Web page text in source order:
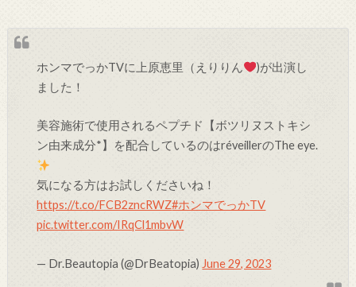
ホンマでっかTVに上原恵里（えりりん
)が出演し
ました！
美容施術で使用されるペプチド【ボツリヌストキシ
ン由来成分*】を配合しているのはréveillerのThe eye.
気になる方はお試しくださいね！
https://t.co/FCB2zncRWZ#ホンマでっかTV
pic.twitter.com/IRqCl1mbvW
— Dr.Beautopia (@DrBeatopia) June 29, 2023